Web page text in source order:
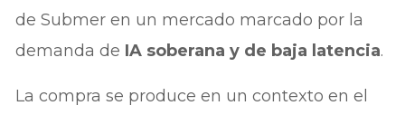
de Submer en un mercado marcado por la
demanda de IA soberana y de baja latencia.
La compra se produce en un contexto en el